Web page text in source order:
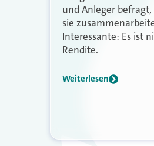
und Anleger
sie
Interessante: Es ist
Rendite.
Weiterlesen